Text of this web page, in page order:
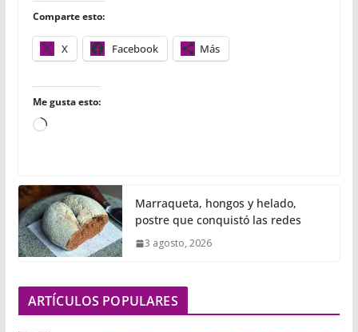
Comparte esto:
X Facebook Más
Me gusta esto:
C
g
a
n
d
.
.
Marraqueta, hongos y helado,
postre que conquistó las redes
3 agosto, 2026
ARTÍCULOS POPULARES